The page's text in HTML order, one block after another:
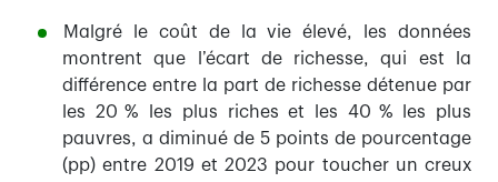
Malgré le coût de la vie élevé, les données
montrent que l’écart de richesse, qui est la
différence entre la part de richesse détenue par
les 20 % les plus riches et les 40 % les plus
pauvres, a diminué de 5 points de pourcentage
(pp) entre 2019 et 2023 pour toucher un creux